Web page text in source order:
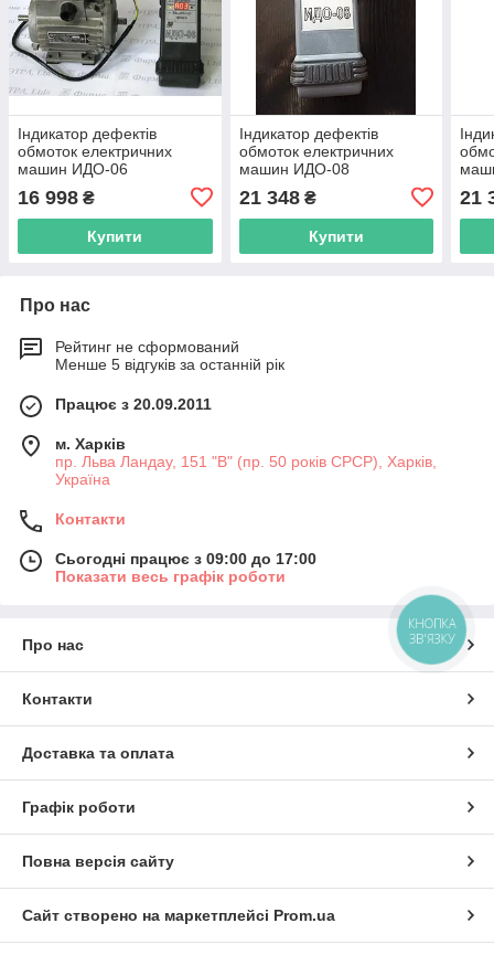
Індикатор дефектів
обмоток електричних
машин ИДО-06
16 998 ₴
Купити
Індикатор дефектів
обмоток електричних
машин ИДО-08
21 348₴
Купити
21
Про нас
Рейтинг не сформований
Менше 5 відгуків за останній рік
Працює з 20.09.2011
м. Харків
пр. Льва Ландау, 151 "В" (пр. 50 років СРСР), Харків,
Україна
Контакти
Сьогодні працює з 09:00 до 17:00
Показати весь графік роботи
Про нас
Контакти
Доставка та оплата
Графік роботи
Повна версія сайту
Сайт створено на маркетплейсі Prom.ua
КНОПКА
ЗВ'ЯЗКУ